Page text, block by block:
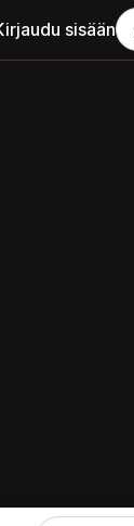
sisään